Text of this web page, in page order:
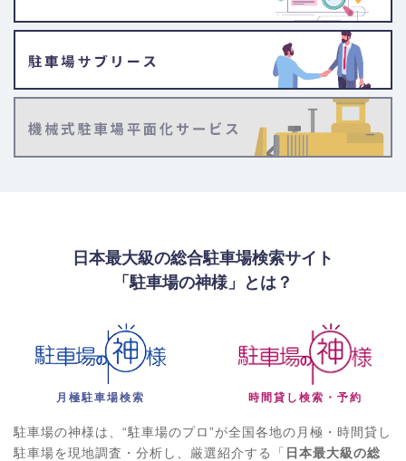
日本最大級の総合駐車場検索サイト
「駐車場の神様」とは？
月極駐車場検索 時間貸し検索・予約
駐車場の神様は、“駐車場のプロ”が全国各地の月極・時間貸し
駐車場を現地調査・分析し、厳選紹介する「 日本最大級の総